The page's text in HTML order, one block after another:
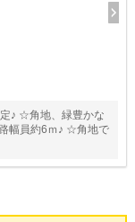
♪ ☆角地、緑豊かな
幅員約6ｍ♪ ☆角地で